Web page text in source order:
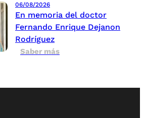
06/08/2026
En memoria del doctor
Fernando Enrique Dejanon
Rodríguez
Saber más